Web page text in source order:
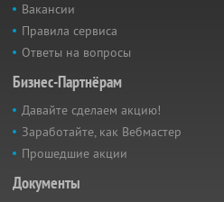
Вакансии
Правила сервиса
Ответы на вопросы
Бизнес-Партнёрам
Давайте сделаем акцию!
Заработайте, как Вебмастер
Прошедшие акции
Документы